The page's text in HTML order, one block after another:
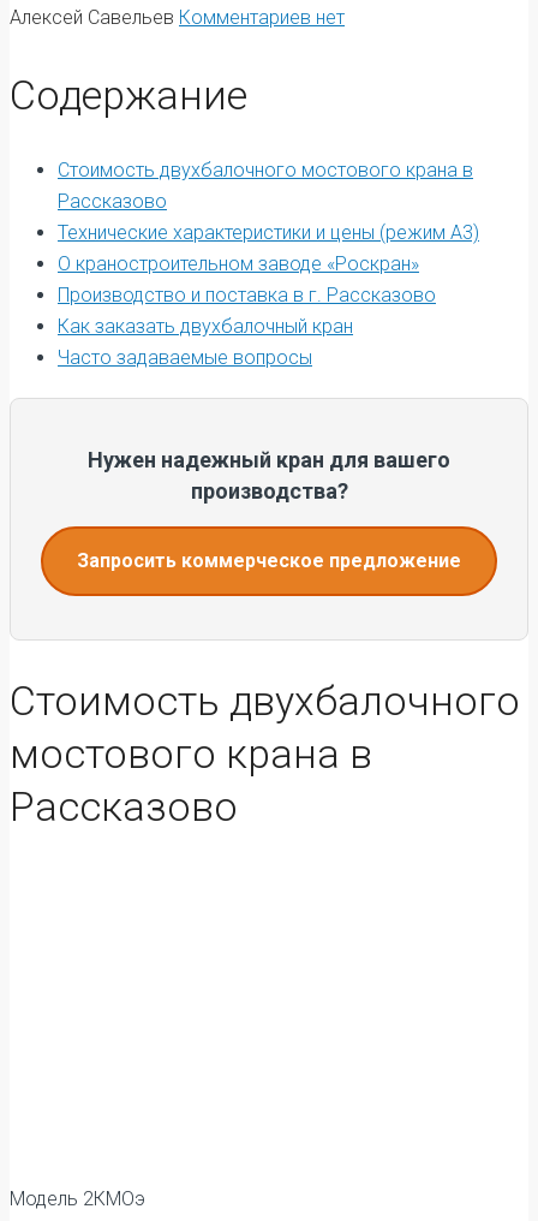
Алексей Савельев Комментариев нет
Содержание
Стоимость двухбалочного мостового крана в
Рассказово
Технические характеристики и цены (режим А3)
О краностроительном заводе «Роскран»
Производство и поставка в г. Рассказово
Как заказать двухбалочный кран
Часто задаваемые вопросы
Нужен надежный кран для вашего
производства?
Запросить коммерческое предложение
Стоимость двухбалочного
мостового крана в
Рассказово
Модель 2КМОэ